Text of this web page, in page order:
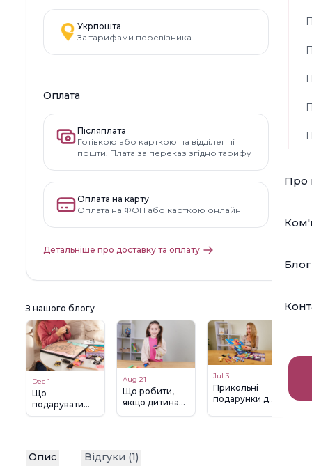
Про
Блог
Укрпошта
За тарифами перевізника
Оплата
Післяплата
Готівкою або карткою на відділенні
пошти. Плата за переказ згідно тарифу
Оплата на карту
Оплата на ФОП або карткою онлайн
Детальніше про доставку та оплату
З нашого блогу
Dec 1
Що
подарувати
дитині на День
ОКТО
Aug 21
Що робити,
якщо дитина
з'їла
Jul 3
Прикольні
подарунки для
Опис Відгуки (1)